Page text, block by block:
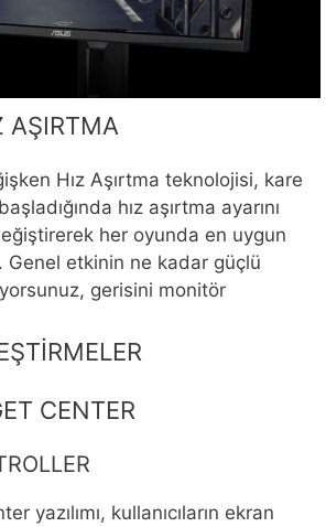
AŞIRTMA
Hız Aşırtma teknolojisi, kare
hız aşırtma ayarını
her oyunda en uygun
Genel etkinin ne kadar güçlü
gerisini monitör
CENTER
yazılımı, kullanıcıların ekran